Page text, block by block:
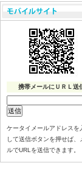
携帯メールにＵＲＬ送
ケータイメールアドレスを
して送信ボタンを押せば、
ルでURLを送信できます。